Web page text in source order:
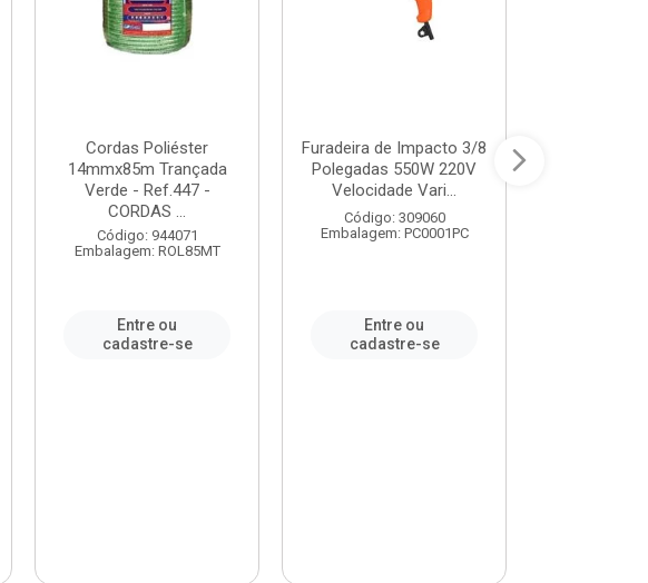
Cordas Poliéster
14mmx85m Trançada
Verde - Ref.447 -
CORDAS ...
Código: 944071
Embalagem: ROL85MT
Entre ou
cadastre-se
Furadeira de Impacto 3/8
Polegadas 550W 220V
Velocidade Vari...
Código: 309060
Embalagem: PC0001PC
Entre ou
cadastre-se